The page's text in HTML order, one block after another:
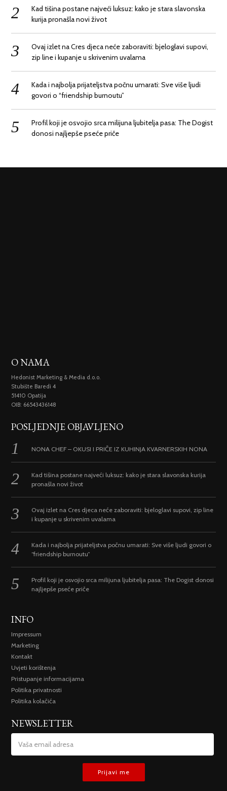
Kad tišina postane najveći luksuz: kako je stara slavonska
kurija pronašla novi život
Ovaj izlet na Cres djeca neće zaboraviti: bjeloglavi supovi,
zip line i kupanje u skrivenim uvalama
Kada i najbolja prijateljstva počnu umarati: Sve više ljudi
govori o “friendship burnoutu”
Profil koji je osvojio srca milijuna ljubitelja pasa: The Dogist
donosi najljepše pseće priče
O NAMA
Hedonist Marketing & Media d.o.o.
Stubište Baredi 4
51410 Opatija
OIB: 66543436148
POSLJEDNJE OBJAVLJENO
NONA CHEF – OKUSI I PRIČE IZ KUHINJA KVARNERSKIH NONA
Kad tišina postane najveći luksuz: kako je stara slavonska kurija
pronašla novi život
Ovaj izlet na Cres djeca neće zaboraviti: bjeloglavi supovi, zip line
i kupanje u skrivenim uvalama
Kada i najbolja prijateljstva počnu umarati: Sve više ljudi govori o
“friendship burnoutu”
Profil koji je osvojio srca milijuna ljubitelja pasa: The Dogist donosi
najljepše pseće priče
INFO
Impressum
Marketing
Kontakt
Uvjeti korištenja
Pristupanje informacijama
Politika privatnosti
Politika kolačića
NEWSLETTER